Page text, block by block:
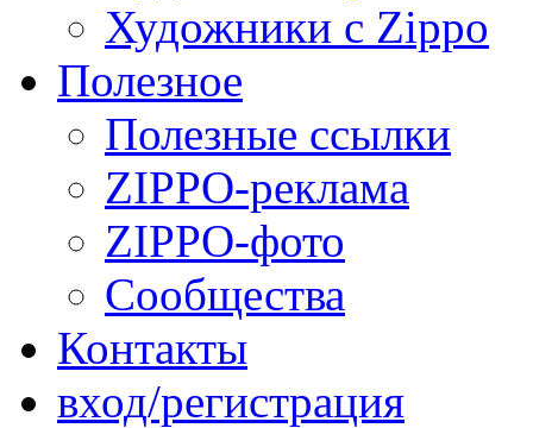
Художники с Zippo
Полезное
Полезные ссылки
ZIPPO-реклама
ZIPPO-фото
Сообщества
Контакты
вход/регистрация